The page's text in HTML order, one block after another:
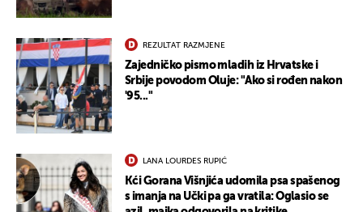
REZULTAT RAZMJENE
Zajedničko pismo mladih iz Hrvatske i
Srbije povodom Oluje: "Ako si rođen nakon
'95..."
LANA LOURDES RUPIĆ
Kći Gorana Višnjića udomila psa spašenog
s imanja na Učki pa ga vratila: Oglasio se